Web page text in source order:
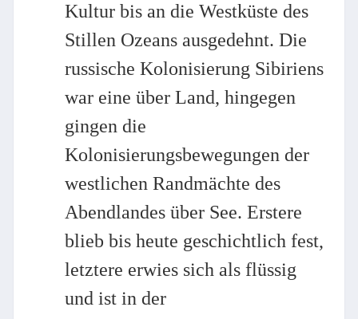
Kultur bis an die Westküste des
Stillen Ozeans ausgedehnt. Die
russische Kolonisierung Sibiriens
war eine über Land, hingegen
gingen die
Kolonisierungsbewegungen der
westlichen Randmächte des
Abendlandes über See. Erstere
blieb bis heute geschichtlich fest,
letztere erwies sich als flüssig
und ist in der